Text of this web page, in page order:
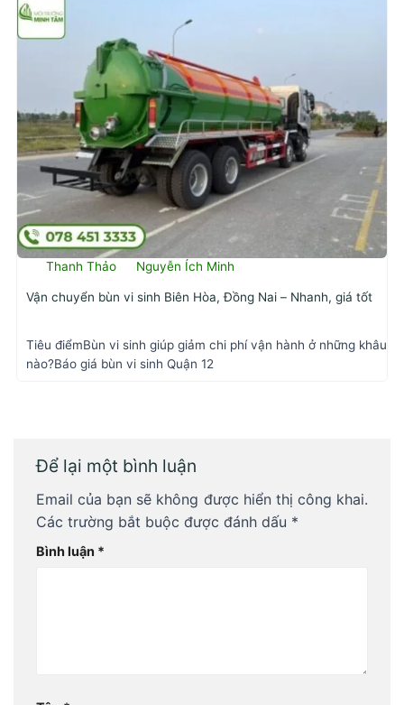
Thanh Thảo Nguyễn Ích Minh
Vận chuyển bùn vi sinh Biên Hòa, Đồng Nai – Nhanh, giá tốt
Tiêu điểmBùn vi sinh giúp giảm chi phí vận hành ở những khâu
nào?Báo giá bùn vi sinh Quận 12
Để lại một bình luận
Email của bạn sẽ không được hiển thị công khai.
Các trường bắt buộc được đánh dấu *
Bình luận *